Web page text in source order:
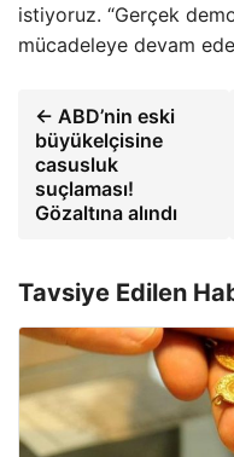
istiyoruz. “Gerçek
mücadeleye devam
← ABD’nin eski
büyükelçisine
casusluk
suçlaması!
Gözaltına alındı
Tavsiye Edilen